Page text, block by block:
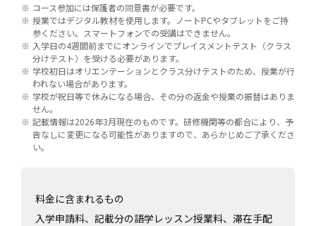
コース参加には保護者の同意書が必要です。
授業ではデジタル教材を使用します。ノートPCやタブレットをご持
参ください。スマートフォンでの受講はできません。
入学日の4週間前までにオンラインでプレイスメントテスト（クラス
分けテスト）を受ける必要があります。
学校初日はオリエンテーションとクラス分けテストのため、授業が行
われない場合があります。
学校が祝日等で休みになる場合、その分の返金や授業の振替はありま
せん。
記載情報は2026年3月現在のものです。研修機関等の都合により、予
告なしに変更になる可能性がありますので、あらかじめご了承くださ
い。
料金に含まれるもの
入学申請料、記載分の語学レッスン授業料、滞在手配